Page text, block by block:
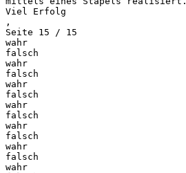
Viel Erfolg
,
Seite 15 / 15
wahr
falsch
wahr
falsch
wahr
falsch
wahr
falsch
wahr
falsch
wahr
falsch
wahr